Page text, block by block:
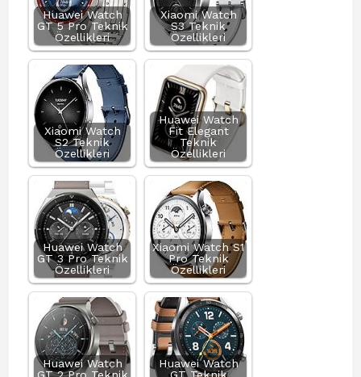
Huawei Watch
GT 5 Pro Teknik
Özellikleri
Xiaomi Watch
S3 Teknik
Özellikleri
Xiaomi Watch
S2 Teknik
Özellikleri
Huawei Watch
Fit Elegant
Teknik
Özellikleri
Huawei Watch
GT 3 Pro Teknik
Özellikleri
Xiaomi Watch S1
Pro Teknik
Özellikleri
Huawei Watch
Huawei Watch